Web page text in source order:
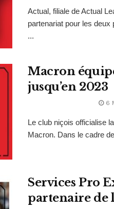
Actual, filiale de Actual
partenariat pour les
...
Macron
jusqu’en 2023
6
Le club niçois officialise
Macron. Dans le cadre
Services Pro
partenaire de